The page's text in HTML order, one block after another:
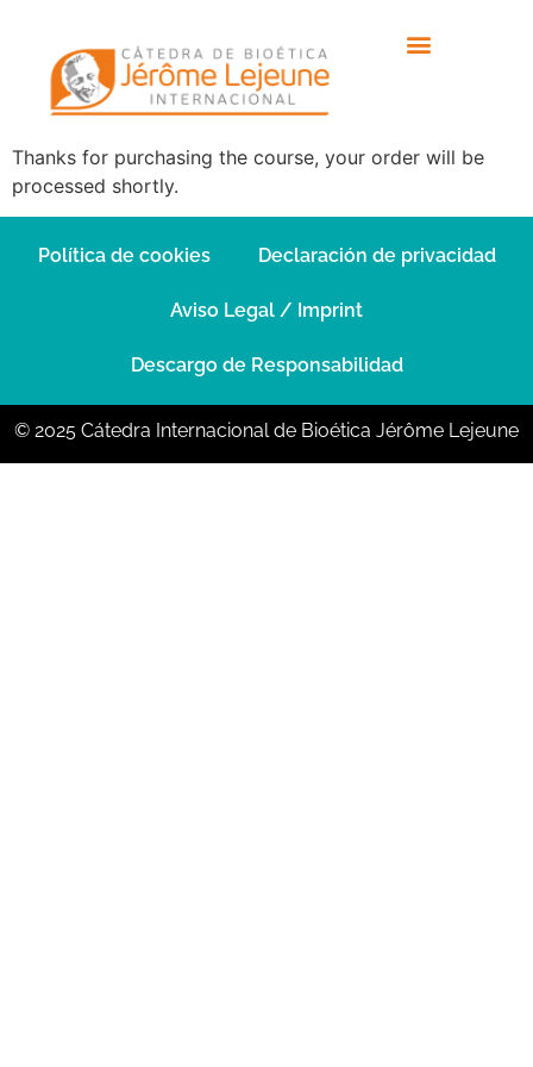
Thank You for
Purchase
Thanks for purchasing the course, your order will be
processed shortly.
Política de cookies Declaración de privacidad
Aviso Legal / Imprint
Descargo de Responsabilidad
© 2025 Cátedra Internacional de Bioética Jérôme Lejeune